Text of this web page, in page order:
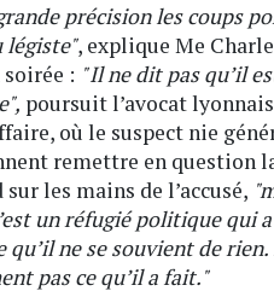
précision les coups
légiste", explique Me
: " Il ne dit pas qu’il
poursuit l’avocat
où le suspect nie
remettre en question
les mains de l’accusé,
un réfugié politique qui
ne se souvient de
pas ce qu’il a fait."